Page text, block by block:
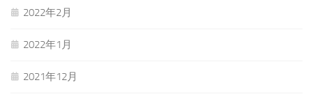
2022年2月
2022年1月
2021年12月